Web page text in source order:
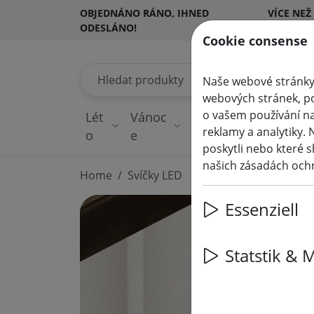
OBJEDNÁNO RÁNO, IHNED
ODESLÁNO!
VÍCE
Lét
o
Vánoc
e
Pohádková
světla
Home Svíčky LED
Cookie consense
Naše webové
webových stránek,
o vašem používání
reklamy a analytiky.
poskytli nebo které
našich zásadách
Essenziell
Statstik &